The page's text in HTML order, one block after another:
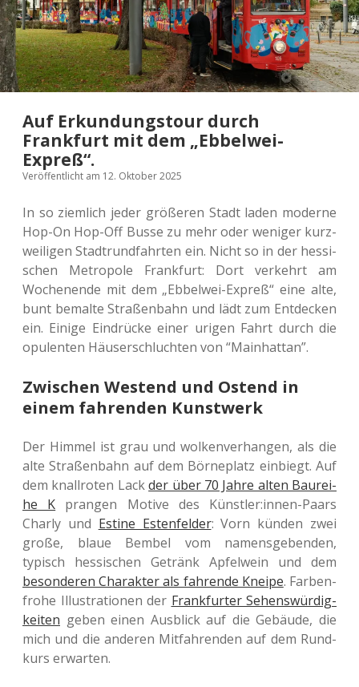
Auf Erkundungstour durch
Frankfurt mit dem „Ebbelwei-
Expreß“.
Veröffentlicht am 12. Oktober 2025
In so ziem­lich jeder grö­ße­ren Stadt laden moder­ne
Hop-On Hop-Off Busse zu mehr oder weni­ger kurz­
wei­li­gen Stadt­rund­fahr­ten ein. Nicht so in der hes­si­
schen Metro­po­le Frank­furt: Dort ver­kehrt am
Wochen­en­de mit dem „Ebbel­wei-Expreß“ eine alte,
bunt bemal­te Stra­ßen­bahn und lädt zum Ent­de­cken
ein. Einige Ein­drü­cke einer urigen Fahrt durch die
opu­len­ten Häu­ser­schluch­ten von “Main­hat­tan”.
Zwischen Westend und Ostend in
einem fahrenden Kunstwerk
Der Himmel ist grau und wol­ken­ver­han­gen, als die
alte Stra­ßen­bahn auf dem Börn­eplatz ein­biegt. Auf
dem knall­ro­ten Lackder über 70 Jahre alten Bau­rei­
he K pran­gen Motive des Künstler:innen-Paars
Charly und Estine Esten­fel­der: Vorn künden zwei
große, blaue Bembel vom namens­ge­ben­den,
typisch hes­si­schen Getränk Apfel­wein und dem
beson­de­ren Cha­rak­ter als fah­ren­de Kneipe. Far­ben­
fro­he Illus­tra­tio­nen der Frank­fur­ter Sehens­wür­dig­
kei­ten geben einen Aus­blick auf die Gebäu­de, die
mich und die ande­ren Mit­fah­ren­den auf dem Rund­
kurs erwarten.